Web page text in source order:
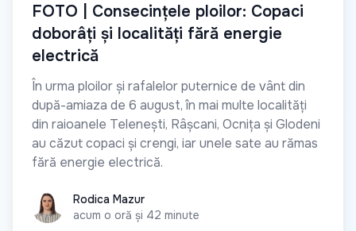
FOTO | Consecințele ploilor: Copaci
doborâți și localități fără energie
electrică
În urma ploilor și rafalelor puternice de vânt din
după-amiaza de 6 august, în mai multe localități
din raioanele Telenești, Râșcani, Ocnița și Glodeni
au căzut copaci și crengi, iar unele sate au rămas
fără energie electrică.
Rodica MazurRodica Mazur
acum o oră și 42 minute